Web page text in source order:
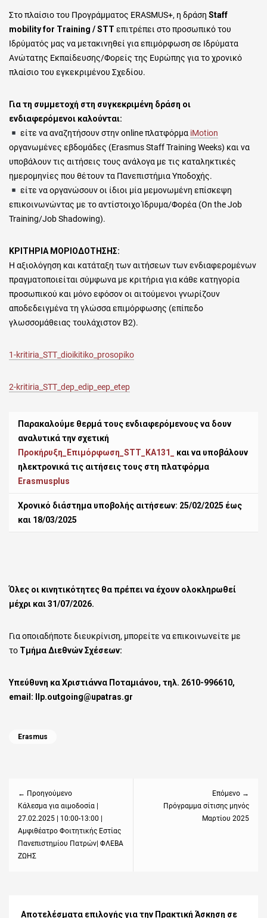
Στο πλαίσιο του Προγράμματος ERASMUS+, η δράση Staff
mobility for Training / STT επιτρέπει στο προσωπικό του
Ιδρύματός μας να μετακινηθεί για επιμόρφωση σε Ιδρύματα
Ανώτατης Εκπαίδευσης/Φορείς της Ευρώπης για το χρονικό
πλαίσιο του εγκεκριμένου Σχεδίου.
Για τη συμμετοχή στη συγκεκριμένη δράση οι
ενδιαφερόμενοι καλούνται:
είτε να αναζητήσουν στην online πλατφόρμα iMotion
οργανωμένες εβδομάδες (Erasmus Staff Training Weeks) και να
υποβάλουν τις αιτήσεις τους ανάλογα με τις καταληκτικές
ημερομηνίες που θέτουν τα Πανεπιστήμια Υποδοχής.
είτε να οργανώσουν οι ίδιοι μία μεμονωμένη επίσκεψη
επικοινωνώντας με το αντίστοιχο Ίδρυμα/Φορέα (On the Job
Training/Job Shadowing).
ΚΡΙΤΗΡΙΑ ΜΟΡΙΟΔΟΤΗΣΗΣ:
Η αξιολόγηση και κατάταξη των αιτήσεων των ενδιαφερομένων
πραγματοποιείται σύμφωνα με κριτήρια για κάθε κατηγορία
προσωπικού και μόνο εφόσον οι αιτούμενοι γνωρίζουν
αποδεδειγμένα τη γλώσσα επιμόρφωσης (επίπεδο
γλωσσομάθειας τουλάχιστον Β2).
1-kritiria_STT_dioikitiko_prosopiko
2-kritiria_STT_dep_edip_eep_etep
Παρακαλούμε θερμά τους ενδιαφερόμενους να δουν
αναλυτικά την σχετική
Προκήρυξη_Επιμόρφωση_STT_KA131_
και να υποβάλουν
ηλεκτρονικά τις αιτήσεις τους στη πλατφόρμα
Erasmusplus
Χρονικό διάστημα υποβολής αιτήσεων: 25/02/2025 έως
και 18/03/2025
Όλες οι κινητικότητες θα πρέπει να έχουν ολοκληρωθεί
μέχρι και 31/07/2026.
Για οποιαδήποτε διευκρίνιση, μπορείτε να επικοινωνείτε με
το Τμήμα Διεθνών Σχέσεων:
Υπεύθυνη κα Χριστιάννα Ποταμιάνου, τηλ. 2610-996610,
email: llp.outgoing@upatras.gr
Categories
Erasmus
← Προηγούμενο
Previous
post:
Κάλεσμα για αιμοδοσία |
27.02.2025 | 10:00-13:00 |
Αμφιθέατρο Φοιτητικής Εστίας
Πανεπιστημίου Πατρών| ΦΛΕΒΑ
ΖΩΗΣ
Επόμενο →
Πρόγραμμα σίτισης μηνός
Μαρτίου 2025
Αποτελέσματα επιλογής για την Πρακτική Άσκηση σε